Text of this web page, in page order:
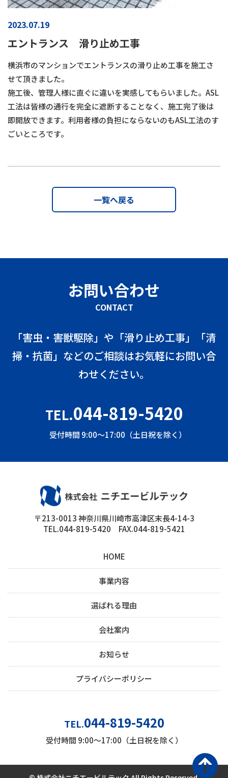
2023.07.19
エントランス 滑り止め工事
横浜市のマンションでエントランスの滑り止め工事を施工さ
せて頂きました。
施工後、管理人様に直ぐに違いを実感してもらいました。ASL
工法は皆様の通行を完全に遮断することなく、施工完了後は
即開放できます。利用者様の負担にならないのもASL工法のす
ごいところです。
一覧へ戻る
お問い合わせ
CONTACT
「害虫・害獣駆除」や「滑り止め工事」「清
掃・抗菌」などのご相談はお気軽にお問い合
わせください。
TEL.044-819-5420
受付時間 9:00～17:00（土日祝を除く）
〒213-0013 神奈川県川崎市高津区末長4-14-3
TEL.044-819-5420 FAX.044-819-5421
HOME
事業内容
選ばれる理由
会社案内
お知らせ
プライバシーポリシー
TEL.044-819-5420
受付時間 9:00～17:00（土日祝を除く）